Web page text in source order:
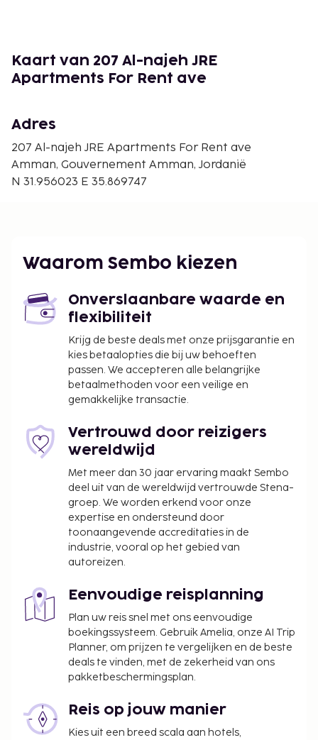
Ambassade van Canada - 2,5 km
Abdoun-brug - 2,8 km
Strikers Entertainment Center - 2,9 km
De dichtstbijgelegen grootste luchthavens zijn:
Amman (ADJ-Marka) - 27,6 km
Amman (AMM-Queen Alia Intl.) - 34,1 km
Kaart van 207 Al-najeh JRE
Apartments For Rent ave
Adres
207 Al-najeh JRE Apartments For Rent ave
Amman, Gouvernement Amman, Jordanië
N 31.956023 E 35.869747
Waarom Sembo kiezen
Onverslaanbare waarde en
flexibiliteit
Krijg de beste deals met onze prijsgarantie en
kies betaalopties die bij uw behoeften
passen. We accepteren alle belangrijke
betaalmethoden voor een veilige en
gemakkelijke transactie.
Vertrouwd door reizigers
wereldwijd
Met meer dan 30 jaar ervaring maakt Sembo
deel uit van de wereldwijd vertrouwde Stena-
groep. We worden erkend voor onze
expertise en ondersteund door
toonaangevende accreditaties in de
industrie, vooral op het gebied van
autoreizen.
Eenvoudige reisplanning
Plan uw reis snel met ons eenvoudige
boekingssysteem. Gebruik Amelia, onze AI Trip
Planner, om prijzen te vergelijken en de beste
deals te vinden, met de zekerheid van ons
pakketbeschermingsplan.
Reis op jouw manier
Kies uit een breed scala aan hotels,